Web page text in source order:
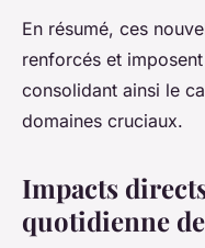
En résumé, ces
renforcés et
consolidant ainsi le
domaines cruciaux.
Impacts
quotidienne